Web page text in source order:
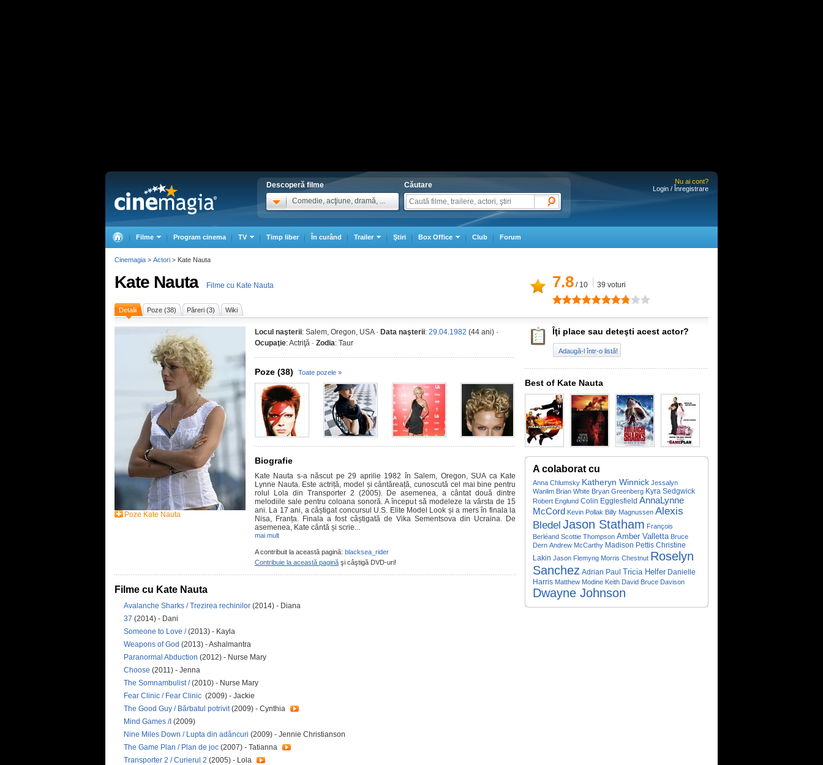
Descoperă filme
Comedie, acţiune, dramă, ...
Căutare
Nu ai cont?
Login / Înregistrare
Filme Program cinema TV Timp liber În curând Trailer Ştiri Box Office Club Forum
Kate Nauta Filme cu Kate Nauta 7.8 / 10 39 voturi
Detalii Poze (38) Păreri (3) Wiki
Poze Kate Nauta
Locul naşterii: Salem, Oregon, USA · Data naşterii: 29.04.1982 (44 ani) ·
Ocupaţie: Actriţă · Zodia: Taur
Poze (38) Toate pozele »
Biografie
Kate Nauta s-a născut pe 29 aprilie 1982 în Salem, Oregon, SUA ca Kate
Lynne Nauta. Este actriță, model și cântăreață, cunoscută cel mai bine pentru
rolul Lola din Transporter 2 (2005). De asemenea, a cântat două dintre
melodiile sale pentru coloana sonoră. A început să modeleze la vârsta de 15
ani. La 17 ani, a câștigat concursul U.S. Elite Model Look și a mers în finala la
Nisa, Franța. Finala a fost câștigată de Vika Sementsova din Ucraina. De
asemenea, Kate cântă și scrie...
mai mult
A contribuit la această pagină: blacksea_rider
Contribuie la această pagină şi câştigă DVD-uri!
Filme cu Kate Nauta
Avalanche Sharks / Trezirea rechinilor (2014) - Diana
37 (2014) - Dani
Someone to Love /(2013) - Kayla
Weapons of God (2013) - Ashalmantra
Paranormal Abduction (2012) - Nurse Mary
Choose (2011) - Jenna
The Somnambulist /(2010) - Nurse Mary
Fear Clinic / Fear Clinic (2009) - Jackie
The Good Guy / Bărbatul potrivit(2009) - Cynthia
Mind Games /I (2009)
Nine Miles Down / Lupta din adâncuri (2009) - Jennie Christianson
The Game Plan / Plan de joc (2007) - Tatianna
Transporter 2 / Curierul 2 (2005) - Lola
Îţi place sau deteşti acest actor?
Adaugă-l într-o listă!
Best of Kate Nauta
A colaborat cu
Anna Chlumsky Katheryn Winnick Jessalyn
Wanlim Brian White Bryan Greenberg Kyra Sedgwick
Robert Englund Colin Egglesfield AnnaLynne
McCord Kevin Pollak Billy Magnussen Alexis
Bledel Jason Statham François
Berléand Scottie Thompson Amber Valletta Bruce
Dern Andrew McCarthy Madison Pettis Christine
Lakin Jason Flemyng Morris Chestnut Roselyn
Sanchez Adrian Paul Tricia Helfer Danielle
Harris Matthew Modine Keith David Bruce Davison
Dwayne Johnson
Cinemagia > Actori > Kate Nauta